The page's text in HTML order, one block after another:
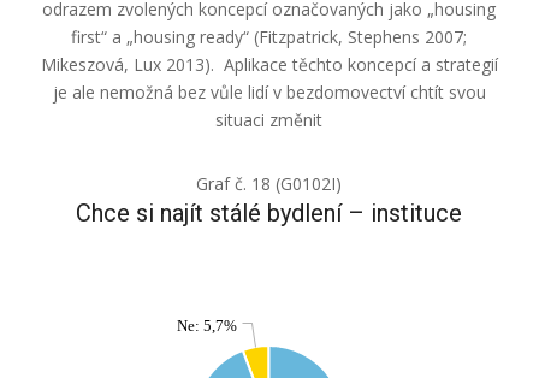
odrazem zvolených koncepcí označovaných jako „housing
first“ a „housing ready“ (Fitzpatrick, Stephens 2007;
Mikeszová, Lux 2013). Aplikace těchto koncepcí a strategií
je ale nemožná bez vůle lidí v bezdomovectví chtít svou
situaci změnit
Graf č. 18 (G0102I)
Chce si najít stálé bydlení – instituce
Ne: 5,7%